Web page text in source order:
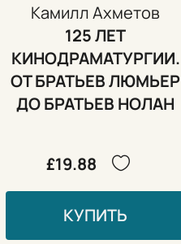
Камилл Ахметов
125 ЛЕТ
КИНОДРАМАТУРГИИ.
ОТ БРАТЬЕВ ЛЮМЬЕР
ДО БРАТЬЕВ НОЛАН
£19.88
КУПИТЬ